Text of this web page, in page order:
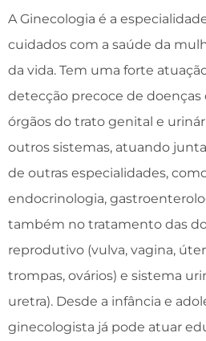
A Ginecologia é a
cuidados com a saúde da
da vida. Tem uma forte
detecção precoce de
órgãos do trato genital e
outros sistemas, atuando
de outras especialidades,
endocrinologia,
também no tratamento das
reprodutivo (vulva, vagina,
trompas, ovários) e sistema
uretra). Desde a infância e
ginecologista já pode atuar